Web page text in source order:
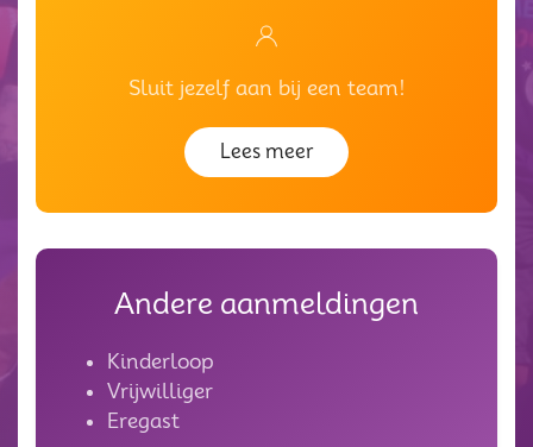
Sluit jezelf aan bij een team!
Lees meer
Andere aanmeldingen
Kinderloop
Vrijwilliger
Eregast